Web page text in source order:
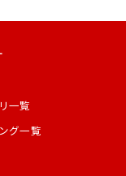
一覧
グ一覧